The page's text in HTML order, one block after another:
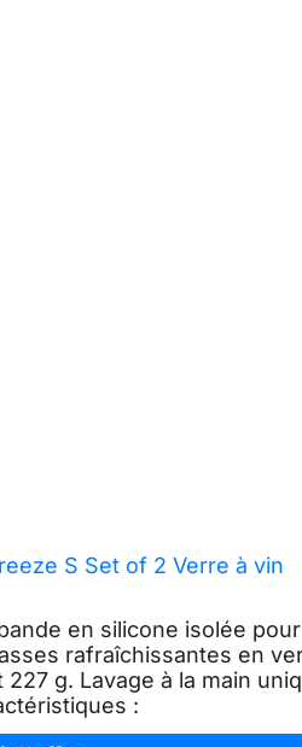
S Set of 2 Verre à vin
en silicone isolée
rafraîchissantes en
g. Lavage à la main
: